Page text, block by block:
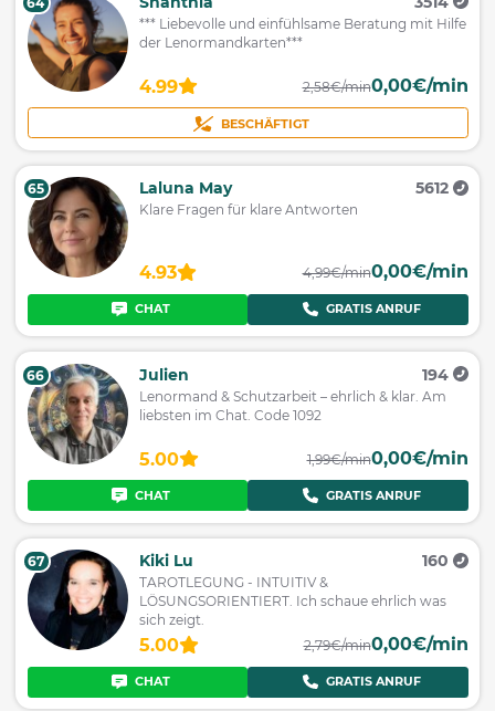
*** Liebevolle und einfühlsame Beratung mit Hilfe
der Lenormandkarten***
4.99 2,58€/min0,00€/min
BESCHÄFTIGT
65 Laluna May 5612
Klare Fragen für klare Antworten
4.93 4,99€/min0,00€/min
CHAT GRATIS ANRUF
66 Julien 194
Lenormand & Schutzarbeit – ehrlich & klar. Am
liebsten im Chat. Code 1092
5.00 1,99€/min0,00€/min
CHAT GRATIS ANRUF
67 Kiki Lu 160
TAROTLEGUNG - INTUITIV &
LÖSUNGSORIENTIERT. Ich schaue ehrlich was
sich zeigt.
5.00 2,79€/min0,00€/min
CHAT GRATIS ANRUF